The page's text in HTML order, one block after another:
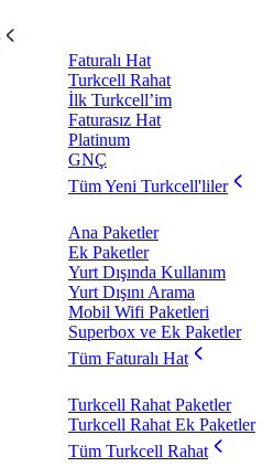
Faturalı Hat
Turkcell Rahat
İlk Turkcell’im
Faturasız Hat
Platinum
GNÇ
Tüm Yeni Turkcell'liler
Ana Paketler
Ek Paketler
Yurt Dışında Kullanım
Yurt Dışını Arama
Mobil Wifi Paketleri
Superbox ve Ek Paketler
Tüm Faturalı Hat
Turkcell Rahat Paketler
Turkcell Rahat Ek Paketler
Tüm Turkcell Rahat